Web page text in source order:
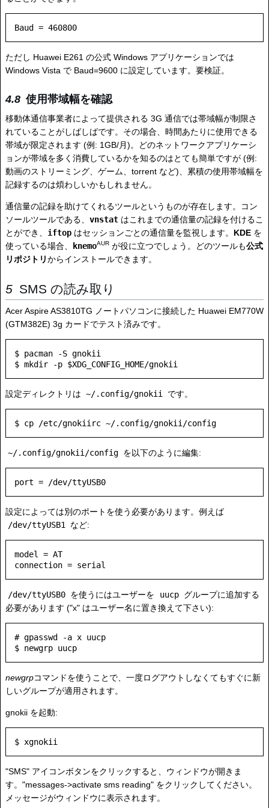
ただし Huawei E261 の公式 Windows アプリケーションでは
Windows Vista で Baud=9600 に設定しています。要検証。
使用帯域幅を確認
移動体通信事業者によって提供される 3G 通信では帯域幅が制限さ
れていることがしばしばです。その場合、時間あたりに使用できる
帯域が限定されます (例: 1GB/月)。どのネットワークアプリケーシ
ョンが帯域を多く消費しているかを知るのはとても簡単ですが (例:
動画のストリーミング、ゲーム、torrent など)、累積の使用帯域幅を
記録するのは煩わしいかもしれません。
通信量の記録を助けてくれるツールというものが存在します。コン
ソールツールである、 vnstat はこれまでの通信量の記録を付けるこ
とができ、 iftop はセッションごとの通信量を監視します。 KDE を
使っている場合、
knemoAUR が役に立つでしょう。どのツールも公式
リポジトリからインストールできます。
SMS の読み取り
Acer Aspire AS3810TG ノートパソコンに接続した Huawei EM770W
(GTM382E) 3g カードでテスト済みです。
$ pacman -S gnokii
設定ディレクトリは ~/.config/gnokii です。
~/.config/gnokii/config を以下のように編集:
port = /dev/ttyUSB0
設定によっては別のポートを使う必要があります。例えば
/dev/ttyUSB1 など:
model = AT
connection = serial
/dev/ttyUSB0 を使うにはユーザーを uucp グループに追加する
必要があります ("x" はユーザー名に置き換えて下さい):
# gpasswd -a x uucp
newgrpコマンドを使うことで、一度ログアウトしなくてもすぐに新
しいグループが適用されます。
gnokii を起動:
"SMS" アイコンボタンをクリックすると、ウィンドウが開きま
す。"messages->activate sms reading" をクリックしてください。
メッセージがウィンドウに表示されます。